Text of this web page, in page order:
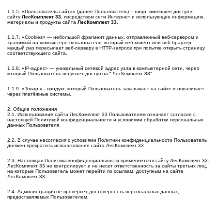
1.1.5. «Пользователь сайта» (далее Пользователь) – лицо, имеющее доступ к
сайту ЛесКомплект 33 , посредством сети Интернет и использующее информацию,
материалы и продукты сайта ЛесКомплект 33
1.1.7. «Cookies» — небольшой фрагмент данных, отправленный веб-сервером и
хранимый на компьютере пользователя, который веб-клиент или веб-браузер
каждый раз пересылает веб-серверу в HTTP-запросе при попытке открыть страницу
соответствующего сайта.
1.1.8. «IP-адрес» — уникальный сетевой адрес узла в компьютерной сети, через
который Пользователь получает доступ на “ ЛесКомплект 33”.
1.1.9. «Товар » - продукт, который Пользователь заказывает на сайте и оплачивает
через платёжные системы.
2. Общие положения
2.1. Использование сайта ЛесКомплект 33 Пользователем означает согласие с
настоящей Политикой конфиденциальности и условиями обработки персональных
данных Пользователя.
2.2. В случае несогласия с условиями Политики конфиденциальности Пользователь
должен прекратить использование сайта ЛесКомплект 33 .
2.3. Настоящая Политика конфиденциальности применяется к сайту ЛесКомплект 33.
ЛесКомплект 33 не контролирует и не несет ответственность за сайты третьих лиц,
на которые Пользователь может перейти по ссылкам, доступным на сайте
ЛесКомплект 33.
2.4. Администрация не проверяет достоверность персональных данных,
предоставляемых Пользователем.